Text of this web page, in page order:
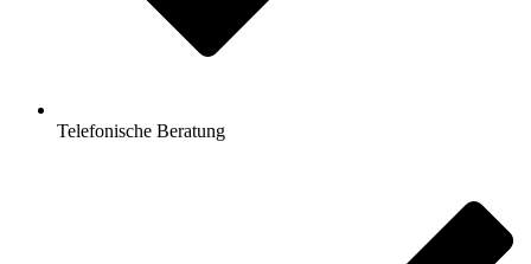
Telefonische Beratung